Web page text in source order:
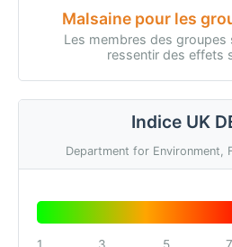
Malsaine pour les
Les membres des groupes
ressentir des effets
Indice UK
Department for Environment,
1 3 5 7